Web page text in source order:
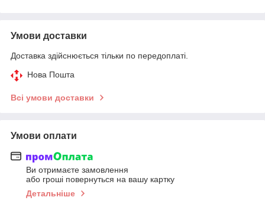
Умови доставки
Доставка здійснюється тільки по передоплаті.
Нова Пошта
Всі умови доставки
Умови оплати
Ви отримаєте замовлення
або гроші повернуться на вашу картку
Детальніше